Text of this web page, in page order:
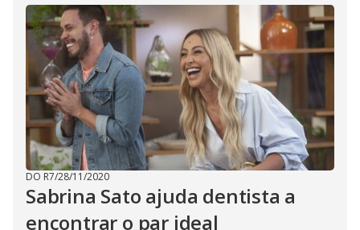
DO R7/28/11/2020
Sabrina Sato ajuda dentista a
encontrar o par ideal